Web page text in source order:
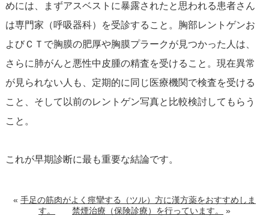
めには、まずアスベストに暴露されたと思われる患者さん
は専門家（呼吸器科）を受診すること。胸部レントゲンお
よびＣＴで胸膜の肥厚や胸膜プラークが見つかった人は、
さらに肺がんと悪性中皮腫の精査を受けること。現在異常
が見られない人も、定期的に同じ医療機関で検査を受ける
こと、そして以前のレントゲン写真と比較検討してもらう
こと。
これが早期診断に最も重要な結論です。
« 手足の筋肉がよく痙攣する（ツル）方に漢方薬をおすすめしま
す。
禁煙治療（保険診療）を行っています。 »